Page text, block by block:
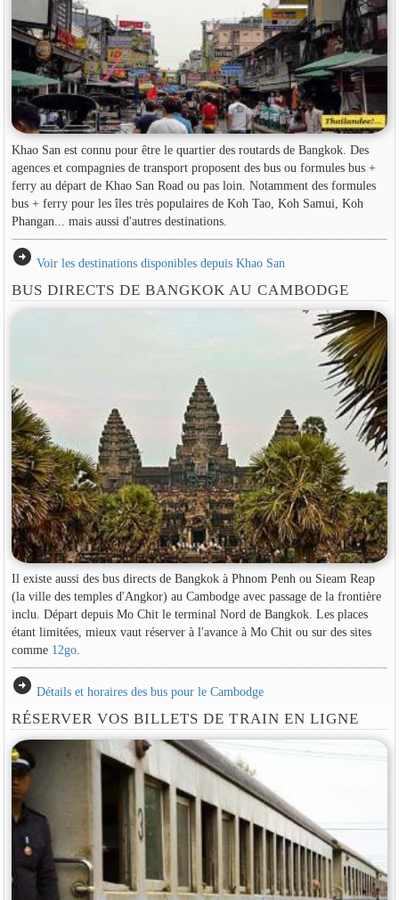
Khao San est connu pour être le quartier des routards de Bangkok. Des
agences et compagnies de transport proposent des bus ou formules bus +
ferry au départ de Khao San Road ou pas loin. Notamment des formules
bus + ferry pour les îles très populaires de Koh Tao, Koh Samui, Koh
Phangan... mais aussi d'autres destinations.
arrow_circle_right Voir les destinations disponibles depuis Khao San
BUS DIRECTS DE BANGKOK AU CAMBODGE
Il existe aussi des bus directs de Bangkok à Phnom Penh ou Sieam Reap
(la ville des temples d'Angkor) au Cambodge avec passage de la frontière
inclu. Départ depuis Mo Chit le terminal Nord de Bangkok. Les places
étant limitées, mieux vaut réserver à l'avance à Mo Chit ou sur des sites
comme 12go.
arrow_circle_right Détails et horaires des bus pour le Cambodge
RÉSERVER VOS BILLETS DE TRAIN EN LIGNE